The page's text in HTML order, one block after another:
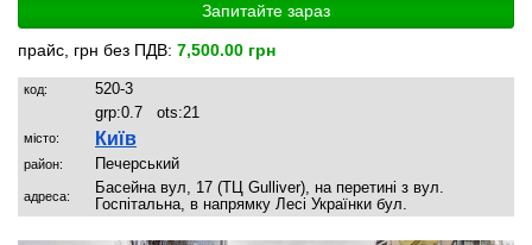
Запитайте зараз
прайс, грн без ПДВ: 7,500.00 грн
код:
520-3
grp:0.7 ots:21
місто: Київ
район: Печерський
адреса:
Басейна вул, 17 (ТЦ Gulliver), на перетині з вул.
Госпітальна, в напрямку Лесі Українки бул.